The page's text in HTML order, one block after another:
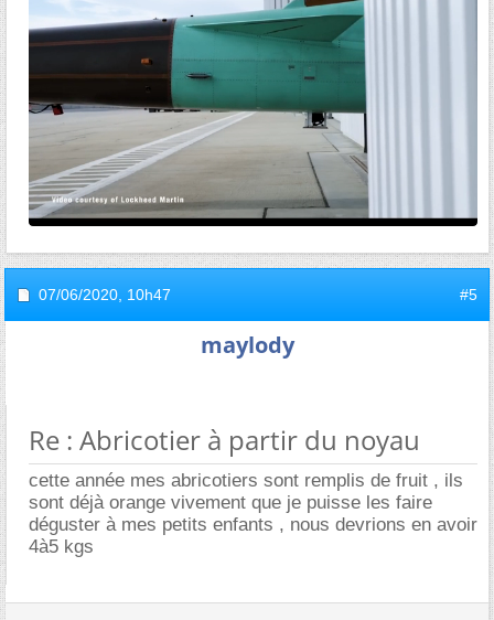
07/06/2020, 10h47 #5
maylody
Re : Abricotier à partir du noyau
cette année mes abricotiers sont remplis de fruit , ils
sont déjà orange vivement que je puisse les faire
déguster à mes petits enfants , nous devrions en avoir
4à5 kgs